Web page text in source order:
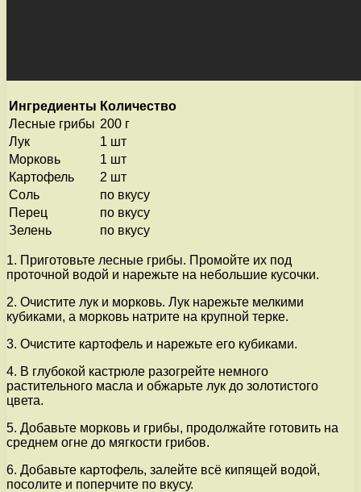
Ингредиенты Количество
Лесные грибы 200 г
Лук
1 шт
Морковь
1 шт
Картофель
2 шт
Соль
по вкусу
Перец
по вкусу
Зелень
по вкусу
1. Приготовьте лесные грибы. Промойте их под
проточной водой и нарежьте на небольшие кусочки.
2. Очистите лук и морковь. Лук нарежьте мелкими
кубиками, а морковь натрите на крупной терке.
3. Очистите картофель и нарежьте его кубиками.
4. В глубокой кастрюле разогрейте немного
растительного масла и обжарьте лук до золотистого
цвета.
5. Добавьте морковь и грибы, продолжайте готовить на
среднем огне до мягкости грибов.
6. Добавьте картофель, залейте всё кипящей водой,
посолите и поперчите по вкусу.